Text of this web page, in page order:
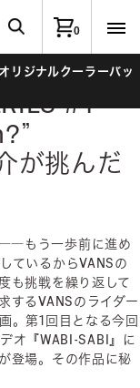
0
リジナルクーラーバッ
#1
が挑んだ
――もう一歩前に進め
ているからVANSの
も挑戦を繰り返して
するVANSのライダー
。第1回目となる今回
オ『WABI-SABI』に
登場。その作品に秘